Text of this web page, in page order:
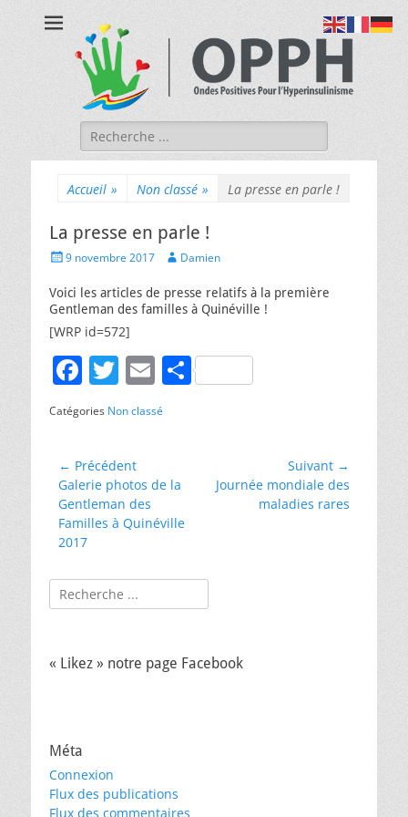
OPPH - Ondes
Positives Pour
Ondes Positives Pour Hyperinsulinisme
Rechercher :
Accueil » Non classé » La presse en parle !
La presse en parle !
Posted9 novembre 2017 AuthorDamien
Voici les articles de presse relatifs à la première
Gentleman des familles à Quinéville !
[WRP id=572]
F
a
c
e
b
o
o
k
T
w
itt
er
E
m
ai
P
er
Catégories Non classé
Navigation
de
l’article
← Précédent
Article
précédent :
Galerie photos de la
Gentleman des
Familles à Quinéville
2017
Suivant →
Article
Journée mondiale des
maladies rares
Rechercher :
« Likez » notre page Facebook
Méta
Connexion
Flux des publications
Flux des commentaires